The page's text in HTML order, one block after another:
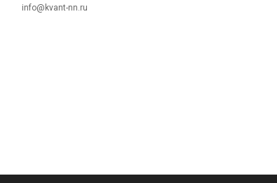
info@kvant-nn.ru